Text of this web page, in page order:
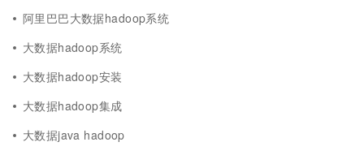
阿里巴巴大数据hadoop系统
大数据hadoop系统
大数据hadoop安装
大数据hadoop集成
大数据java hadoop